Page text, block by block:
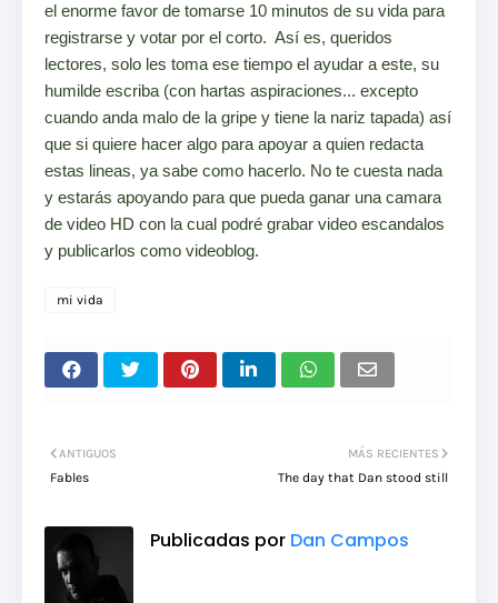
el enorme favor de tomarse 10 minutos de su vida para
registrarse y votar por el corto. Así es, queridos
lectores, solo les toma ese tiempo el ayudar a este, su
humilde escriba (con hartas aspiraciones... excepto
cuando anda malo de la gripe y tiene la nariz tapada) así
que si quiere hacer algo para apoyar a quien redacta
estas lineas, ya sabe como hacerlo. No te cuesta nada
y estarás apoyando para que pueda ganar una camara
de video HD con la cual podré grabar video escandalos
y publicarlos como videoblog.
mi vida
MÁS RECIENTES
The day that Dan stood still
ANTIGUOS
Fables
Publicadas por Dan Campos